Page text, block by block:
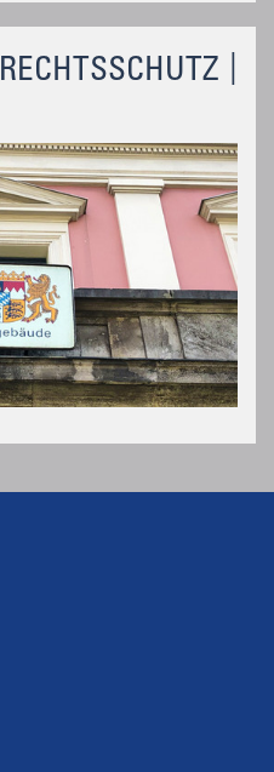
RECHTSSCHUTZ